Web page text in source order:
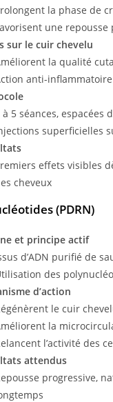
la phase de
une
sur le cuir chevelu
la qualité
anti-
à 5 séances, espacées
superficielles
effets visibles
cheveux
(PDRN)
et principe actif
d’ADN purifié de
des
d’action
le cuir
la
l’activité des
attendus
progressive,